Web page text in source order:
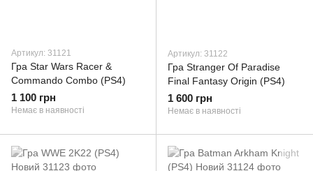
Артикул: 31121
Гра Star Wars Racer &
Commando Combo (PS4)
1 100 грн
Немає в наявності
Артикул: 31122
Гра Stranger Of Paradise
Final Fantasy Origin (PS4)
1 600 грн
Немає в наявності